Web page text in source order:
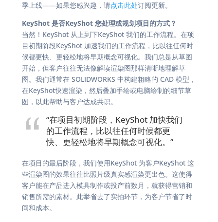
季上线——如果您感兴趣，请点击此处订阅更新。
KeyShot 是否KeyShot 您处理或规划项目的方式？
当然！KeyShot 从上到下KeyShot 我们的工作流程。在项
目初期阶段KeyShot 加速我们的工作流程，比以往任何时
候都更快、更轻松地将早期概念可视化。我们总是从草图
开始，但客户往往无法像解读渲染图那样清晰地理解草
图。我们通常在 SOLIDWORKS 中构建粗略的 CAD 模型，
在KeyShot快速渲染，然后叠加手绘或电脑绘制的细节草
图，以此帮助与客户达成共识。
“在项目初期阶段，KeyShot 加快我们
的工作流程，比以往任何时候都更
快、更轻松地将早期概念可视化。”
在项目的最后阶段，我们使用KeyShot 为客户KeyShot 这
些渲染图的效果往往比照片级真实感渲染更出色。这使得
客户能在产品进入模具制作或投产前数月，就获得营销和
销售所需的素材。此举省去了实拍环节，为客户节省了时
间和成本。